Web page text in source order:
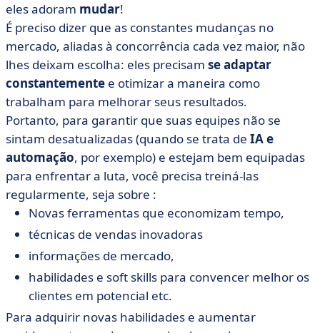
eles adoram mudar!
É preciso dizer que as constantes mudanças no
mercado, aliadas à concorrência cada vez maior, não
lhes deixam escolha: eles precisam se adaptar
constantemente e otimizar a maneira como
trabalham para melhorar seus resultados.
Portanto, para garantir que suas equipes não se
sintam desatualizadas (quando se trata de IA e
automação, por exemplo) e estejam bem equipadas
para enfrentar a luta, você precisa treiná-las
regularmente, seja sobre :
Novas ferramentas que economizam tempo,
técnicas de vendas inovadoras
informações de mercado,
habilidades e soft skills para convencer melhor os
clientes em potencial etc.
Para adquirir novas habilidades e aumentar